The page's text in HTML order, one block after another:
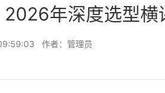
2026年深度选型横
作者：管理员